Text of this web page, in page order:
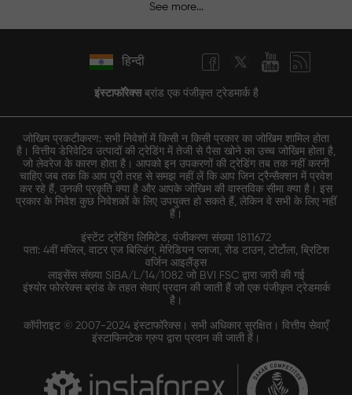
See more...
हिन्दी
इंस्टाफॉरेक्सब्रांड एक पंजीकृत ट्रेडमार्क है
जोखिम प्रकटीकरण: सभी निवेशों में किसी न किसी प्रकार का जोखिम शामिल होता
है। वित्तीय डेरिवेटिव उत्पादों की ट्रेडिंग में तेजी से पैसा खोने का उच्च जोखिम होता है,
जो लेवरेज के कारण होता है। आपको इन उपकरणों की ट्रेडिंग तब तक नहीं करनी
चाहिए जब तक कि आप पूरी तरह से समझ नहीं लें कि आप जिन ट्रैन्सैक्शन में प्रवेश
कर रहे हैं, उनकी प्रकृति क्या है और आपके जोखिम की वास्तविक सीमा क्या है। इस
प्रकार के निवेश कुछ निवेशकों के लिए उपयुक्त हो सकते हैं, लेकिन वे सभी के लिए नहीं
हैं।
इंस्टेंट ट्रेडिंग लिमिटेड, पंजीकरण संख्या 1811672
पता: 4वीं मंजिल, वाटर एज बिल्डिंग, मेरिडियन प्लाजा, रोड टाउन, टोर्टोला, ब्रिटिश
वर्जिन आइलैंड्स
लाइसेंस संख्या SIBA/L/14/1082 जो BVI FSC द्वारा जारी की गई
इंश्योर फोररेक्स ब्रांड के तहत सेवाएं प्रदान की जाती हैं जो एक पंजीकृत ट्रेडमार्क
है।
कॉपीराइट © 2007-2024 इंस्टाफॉरेक्स। सभी अधिकार सुरक्षित। वित्तीय सेवाएँ
इंस्टाफिनटेक ग्रुप द्वारा प्रदान की जाती हैं।